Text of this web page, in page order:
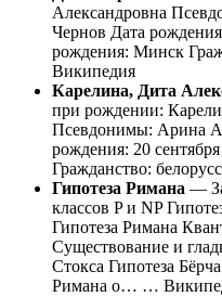
Александровна
Чернов Дата
рождения: Минск
Википедия
Карелина, Дита
при рождении:
Псевдонимы: Арина
рождения: 20
Гражданство:
Гипотеза Римана —
классов P и NP
Гипотеза Римана
Существование и
Стокса Гипотеза
Римана о… …